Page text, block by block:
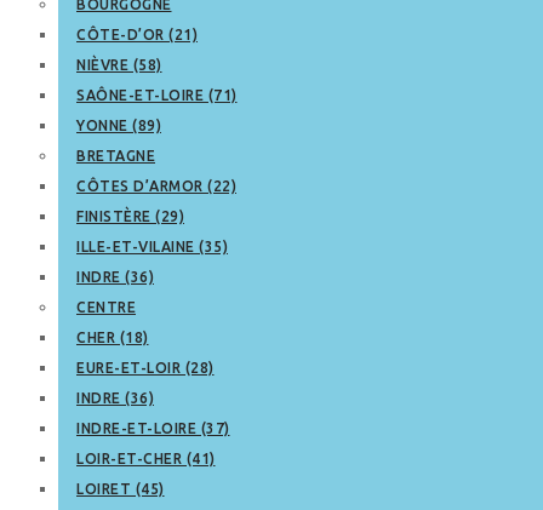
BOURGOGNE
CÔTE-D’OR (21)
NIÈVRE (58)
SAÔNE-ET-LOIRE (71)
YONNE (89)
BRETAGNE
CÔTES D’ARMOR (22)
FINISTÈRE (29)
ILLE-ET-VILAINE (35)
INDRE (36)
CENTRE
CHER (18)
EURE-ET-LOIR (28)
INDRE (36)
INDRE-ET-LOIRE (37)
LOIR-ET-CHER (41)
LOIRET (45)